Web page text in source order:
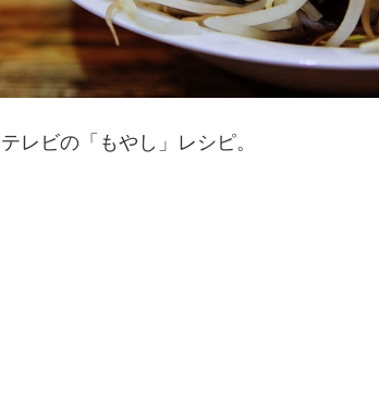
レビの「もやし」レシピ。